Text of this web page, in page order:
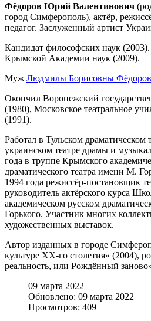
Фёдоров Юрий Валентинович
город Симферополь), актёр,
педагог. Заслуженный артист
Кандидат философских наук
Крымской Академии наук (2009).
Муж Людмилы Борисовны
Окончил Воронежский
(1980), Московское театральное
(1991).
Работал в Тульском драматическом
украинском театре драмы и
года в труппе Крымского
драматического театра имени М.
1994 года режиссёр-постановщик
руководитель актёрского курса
академическом русском
Горького. Участник многих
художественных выставок.
Автор изданных в городе
культуре XX-го столетия» (2004),
реальность, или Рождённый
09 марта 2022
Обновлено: 09 марта 2022
Просмотров: 409